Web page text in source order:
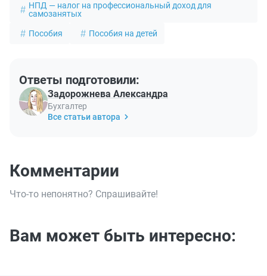
НПД — налог на профессиональный доход для
самозанятых
Пособия Пособия на детей
Ответы подготовили:
Задорожнева Александра
Бухгалтер
Все статьи автора
Комментарии
Что-то непонятно? Спрашивайте!
Вам может быть интересно: